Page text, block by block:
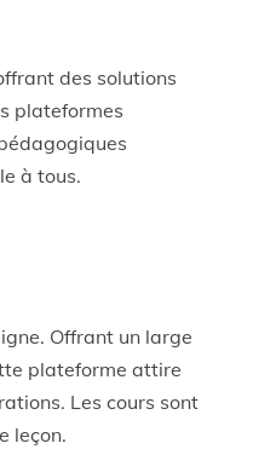
des solutions
plateformes
à tous.
Offrant un large
plateforme attire
Les cours sont
leçon.